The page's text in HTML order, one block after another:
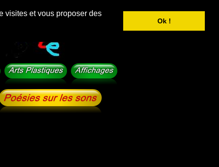
visites et vous proposer des
Ok !